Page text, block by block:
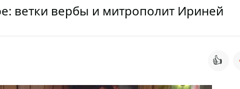
ветки вербы и митрополит Ириней
👍